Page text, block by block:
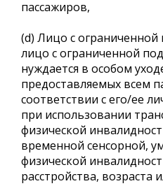
пассажиров,
(d) Лицо с
лицо с ограниченной
нуждается в особом
предоставляемых всем
соответствии с его/ее
при использовании
физической
временной сенсорной,
физической
расстройства, возраста